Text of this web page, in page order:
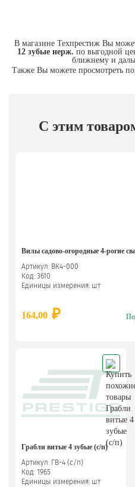
В магазине Техпрестиж Вы
12 зубые нерж. по выгодной
ближнему и
Также Вы можете просмотреть
С этим
Вилы садово-огородные 4-рогие
Артикул: ВК4-000
Код: 3610
Единицы измерения: шт
164,00 ₽
Грабли витые 4 зубые (с/п)
Артикул: ГВ-4 (с/п)
Код: 1965
Единицы измерения: шт